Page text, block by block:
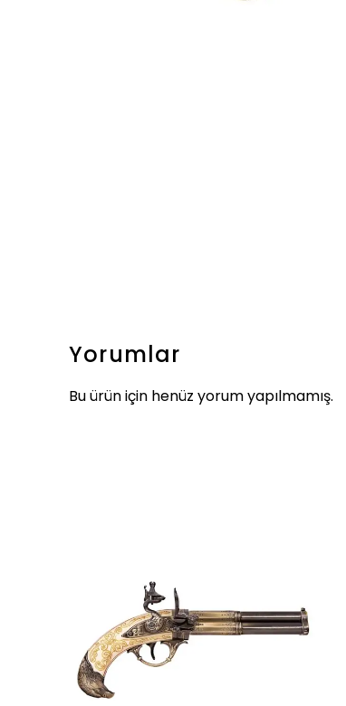
Yorumlar
Bu ürün için henüz yorum yapılmamış.